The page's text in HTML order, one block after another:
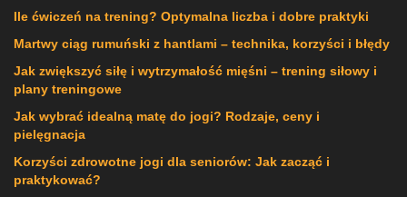
Ile ćwiczeń na trening? Optymalna liczba i dobre praktyki
Martwy ciąg rumuński z hantlami – technika, korzyści i błędy
Jak zwiększyć siłę i wytrzymałość mięśni – trening siłowy i
plany treningowe
Jak wybrać idealną matę do jogi? Rodzaje, ceny i
pielęgnacja
Korzyści zdrowotne jogi dla seniorów: Jak zacząć i
praktykować?